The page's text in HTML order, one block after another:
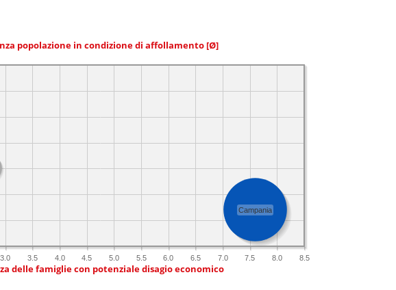
popolazione in condizione di affollamento [Ø]
3.0 3.5 4.0 4.5 5.0 5.5 6.0 6.5 7.0 7.5 8.0 8.5
Campania
delle famiglie con potenziale disagio economico